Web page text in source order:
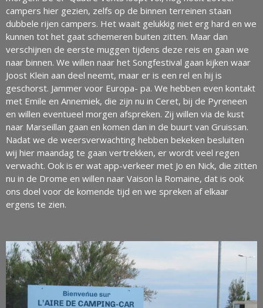
campers hier gezien, zelfs op de binnen terreinen staan
dubbele rijen campers. Het waait gelukkig niet erg hard en we
kunnen tot het gaat schemeren buiten zitten. Maar dan
verschijnen de eerste muggen tijdens deze reis en gaan we
naar binnen. We willen naar het Songfestival gaan kijken waar
Joost Klein aan deel neemt, maar er is een rel en hij is
geschorst. Jammer voor Europa- pa. We hebben even kontakt
met Emile en Annemiek, die zijn nu in Ceret, bij de Pyreneen
en willen eventueel morgen afspreken. Zij willen via de kust
naar Marseillan gaan en komen dan in de buurt van Gruissan.
Nadat we de weersverwachting hebben bekeken besluiten
wij hier maandag te gaan vertrekken, er wordt veel regen
verwacht. Ook is er wat app-verkeer met Jo en Nick, die zitten
nu in de Drome en willen naar Vaison la Romaine, dat is ook
ons doel voor de komende tijd en we spreken af elkaar
ergens te zien.